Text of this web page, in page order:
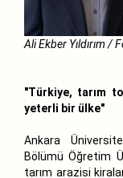
Ali Ekber Yıldırım /
"Türkiye, tarım
yeterli bir ülke"
Ankara
Bölümü Öğretim
tarım arazisi